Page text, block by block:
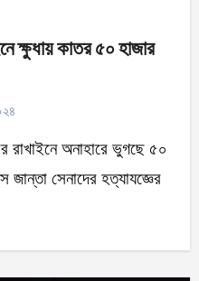
ক্ষুধায় কাতর ৫০ হাজার
জান্তা সেনাদের হত্যাযজ্ঞের